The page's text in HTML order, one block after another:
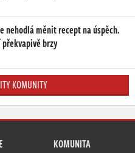
nehodlá měnit recept na úspěch.
brzy
KOMUNITY
KOMUNITA